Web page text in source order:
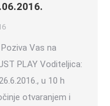
Poziva Vas na
PLAY Voditeljica:
u 10 h
otvaranjem i